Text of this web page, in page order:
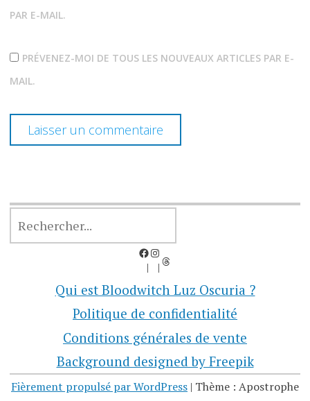
PAR E-MAIL.
PRÉVENEZ-MOI DE TOUS LES NOUVEAUX ARTICLES PAR E-
MAIL.
Facebook
Instagram
Threads
Qui est Bloodwitch Luz Oscuria ?
Politique de confidentialité
Conditions générales de vente
Background designed by Freepik
Fièrement propulsé par WordPress | Thème : Apostrophe